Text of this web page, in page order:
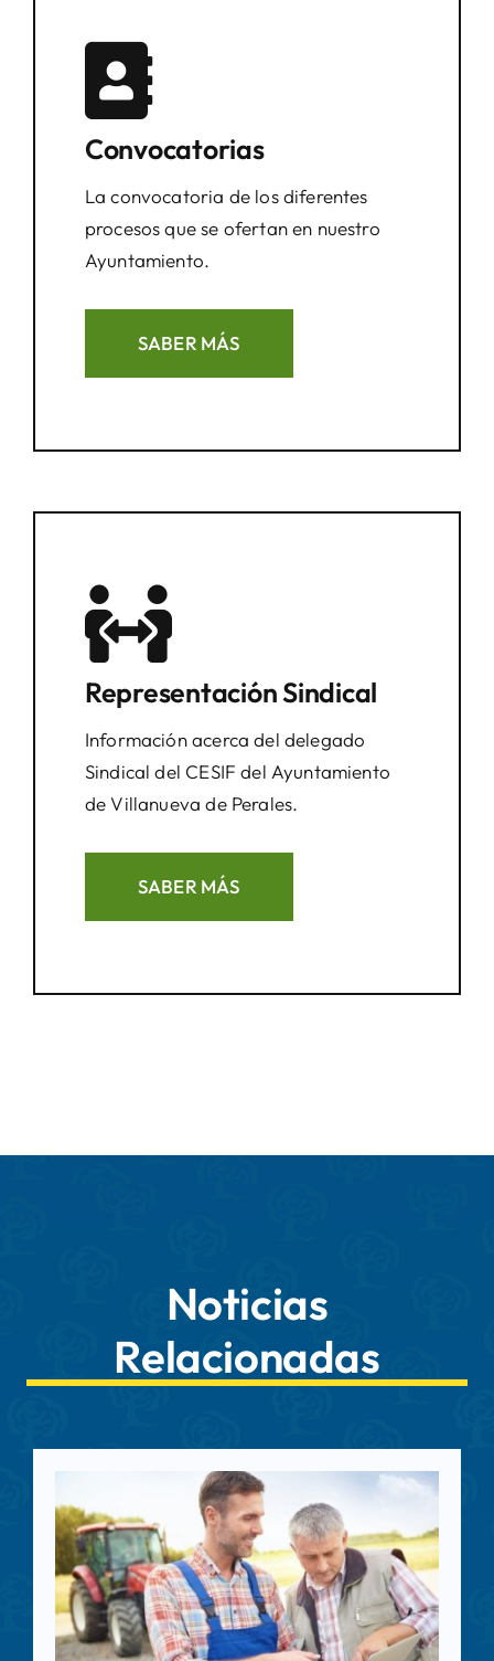
Convocatorias
La convocatoria de los diferentes
procesos que se ofertan en nuestro
Ayuntamiento.
SABER MÁS
Representación Sindical
Información acerca del delegado
Sindical del CESIF del Ayuntamiento
de Villanueva de Perales.
SABER MÁS
Noticias
Relacionadas